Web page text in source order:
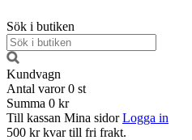
Sök i butiken
Kundvagn
Antal varor 0 st
Summa 0 kr
Till kassan Mina sidor Logga in
500 kr kvar till fri frakt.